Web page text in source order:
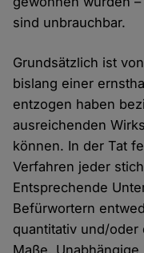
sind unbrauchbar.
Grundsätzlich ist
bislang einer
entzogen haben
ausreichenden
können. In der Tat
Verfahren jeder
Entsprechende
Befürwortern
quantitativ und/oder
Maße.